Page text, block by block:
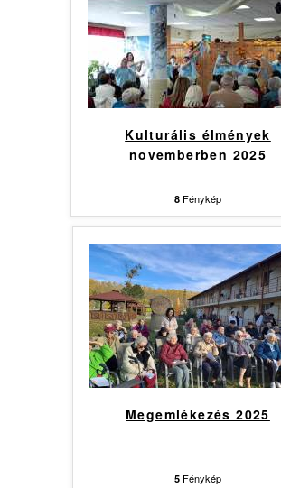
Kulturális élmények
novemberben 2025
8 Fénykép
Megemlékezés 2025
5 Fénykép